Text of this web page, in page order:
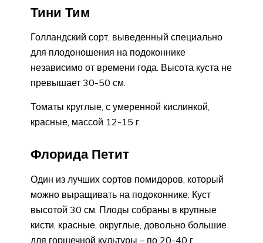
Тини Тим
Голландский сорт, выведенный специально
для плодоношения на подоконнике
независимо от времени года. Высота куста не
превышает 30-50 см.
Томаты круглые, с умеренной кислинкой,
красные, массой 12-15 г.
Флорида Петит
Один из лучших сортов помидоров, который
можно выращивать на подоконнике. Куст
высотой 30 см. Плоды собраны в крупные
кисти, красные, округлые, довольно большие
для горшечной культуры – по 20-40 г.